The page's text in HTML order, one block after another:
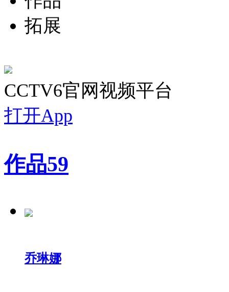
拓展
CCTV6官网视频平台
打开App
作品59
乔琳娜